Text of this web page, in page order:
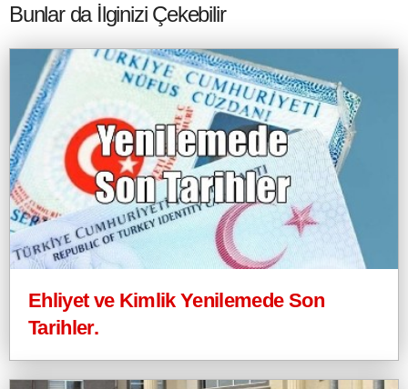
Bunlar da İlginizi Çekebilir
Ehliyet ve Kimlik Yenilemede Son
Tarihler.